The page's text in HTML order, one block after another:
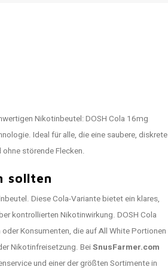
Nikotinbeutel: DOSH Cola 16mg
Ideal für alle, die eine saubere, diskrete
störende Flecken.
sollten
Diese Cola-Variante bietet ein klares,
kontrollierten Nikotinwirkung. DOSH Cola
Konsumenten, die auf All White Portionen
Nikotinfreisetzung. BeiSnusFarmer.com
und einer der größten Sortimente in